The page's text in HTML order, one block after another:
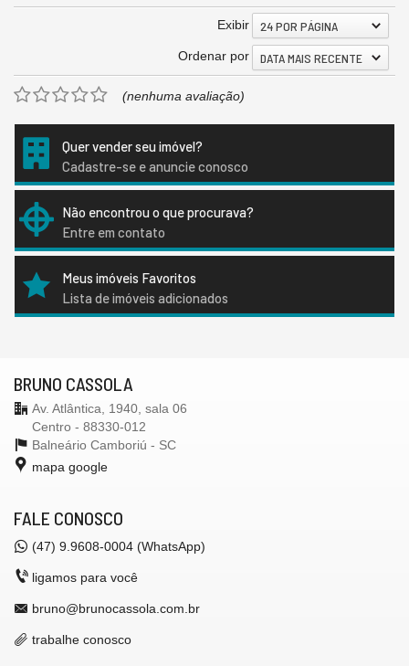
Exibir 24 POR PÁGINA
Ordenar por DATA MAIS RECENTE
(nenhuma avaliação)
Quer vender seu imóvel?
Cadastre-se e anuncie conosco
Não encontrou o que procurava?
Entre em contato
Meus imóveis Favoritos
Lista de imóveis adicionados
BRUNO CASSOLA
Av. Atlântica, 1940, sala 06
Centro - 88330-012
Balneário Camboriú - SC
mapa google
FALE CONOSCO
(47) 9.9608-0004 (WhatsApp)
ligamos para você
bruno@brunocassola.com.br
trabalhe conosco